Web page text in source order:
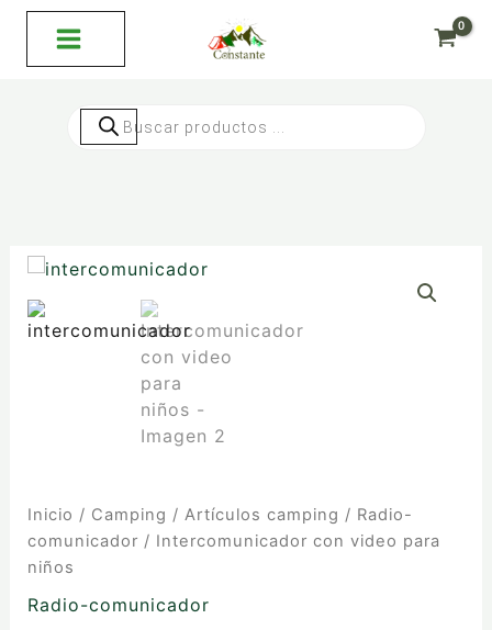
contenido
Búsqueda
productos
Inicio / Camping / Artículos camping / Radio-
comunicador / Intercomunicador con video para
niños
Radio-comunicador
Intercomunicador
video